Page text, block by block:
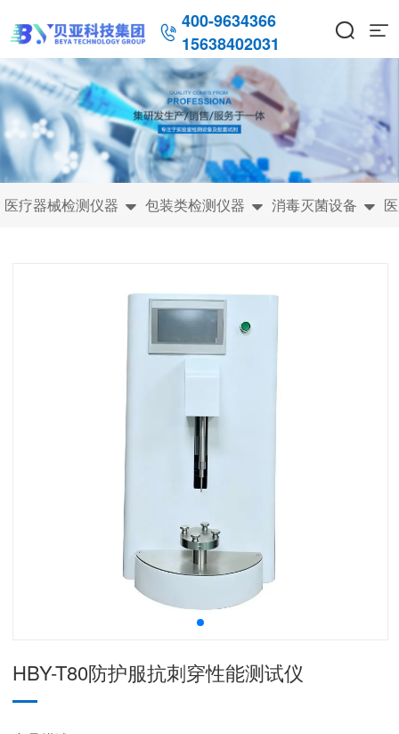
 400-9634366
15638402031
 
医疗器械检测仪器  包装类检测仪器  消毒灭菌设备 
HBY-T80防护服抗刺穿性能测试仪